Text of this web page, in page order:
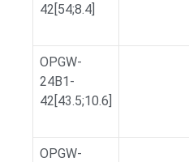
42[54;8.4]
OPGW-
24B1-
42[43.5;10.6]
OPGW-